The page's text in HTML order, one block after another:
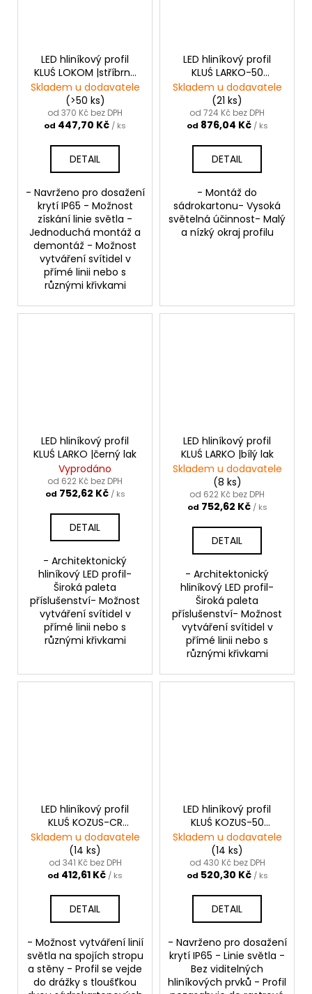
LED hliníkový profil
KLUŚ LOKOM |stříbrná
anoda
Skladem u dodavatele
(>50 ks)
od 370 Kč bez DPH
od 447,70 Kč / ks
DETAIL
- Navrženo pro dosažení
krytí IP65 - Možnost
získání linie světla -
Jednoduchá montáž a
demontáž - Možnost
vytváření svítidel v
přímé linii nebo s
různými křivkami
LED hliníkový profil
KLUŚ LARKO-50
|stříbrná anoda
Skladem u dodavatele
(21 ks)
od 724 Kč bez DPH
od 876,04 Kč / ks
DETAIL
- Montáž do
sádrokartonu- Vysoká
světelná účinnost- Malý
a nízký okraj profilu
LED hliníkový profil
KLUŚ LARKO |černý lak
Vyprodáno
od 622 Kč bez DPH
od 752,62 Kč / ks
DETAIL
- Architektonický
hliníkový LED profil-
Široká paleta
příslušenství- Možnost
vytváření svítidel v
přímé linii nebo s
různými křivkami
LED hliníkový profil
KLUŚ LARKO |bílý lak
Skladem u dodavatele
(8 ks)
od 622 Kč bez DPH
od 752,62 Kč / ks
DETAIL
- Architektonický
hliníkový LED profil-
Široká paleta
příslušenství- Možnost
vytváření svítidel v
přímé linii nebo s
různými křivkami
LED hliníkový profil
KLUŚ KOZUS-CR
|neanodizovaný
Skladem u dodavatele
(14 ks)
od 341 Kč bez DPH
od 412,61 Kč / ks
DETAIL
- Možnost vytváření linií
světla na spojích stropu
a stěny - Profil se vejde
do drážky s tloušťkou
LED hliníkový profil
KLUŚ KOZUS-50
|neanodizovaný
Skladem u dodavatele
(14 ks)
od 430 Kč bez DPH
od 520,30 Kč / ks
DETAIL
- Navrženo pro dosažení
krytí IP65 - Linie světla -
Bez viditelných
hliníkových prvků - Profil